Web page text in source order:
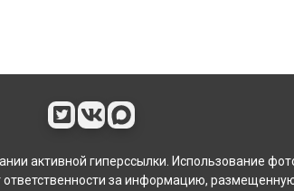
активной гиперссылки. Использование
за информацию,